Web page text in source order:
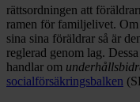
rättsordningen att
ramen för familjelivet.
sina sina föräldrar så är
reglerad genom lag.
handlar om
socialförsäkringsbalken